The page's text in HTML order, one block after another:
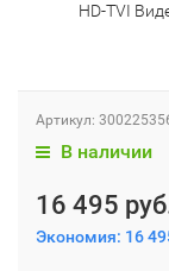
HD-TVI
Артикул:
В наличии
16 495
Экономия: 16